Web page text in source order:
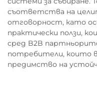
съответства на
отговорност, като
практически ползи,
сред B2B
потребители, които
предимство на